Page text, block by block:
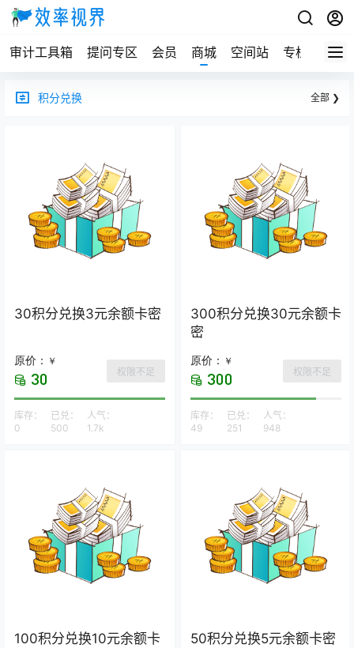
审计工具箱 提问专区 会员 商城 空间站 专栏
积分兑换 全部 ❯
30积分兑换3元余额卡密
原价： ￥
30 权限不足
库存：
0
已兑：
500
人气：
1.7k
300积分兑换30元余额卡
密
原价： ￥
300 权限不足
库存：
49
已兑：
251
人气：
948
100积分兑换10元余额卡
50积分兑换5元余额卡密